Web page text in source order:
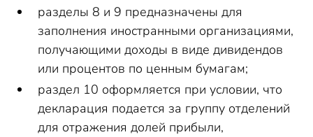
разделы 8 и 9 предназначены для
заполнения иностранными организациями,
получающими доходы в виде дивидендов
или процентов по ценным бумагам;
раздел 10 оформляется при условии, что
декларация подается за группу отделений
для отражения долей прибыли,